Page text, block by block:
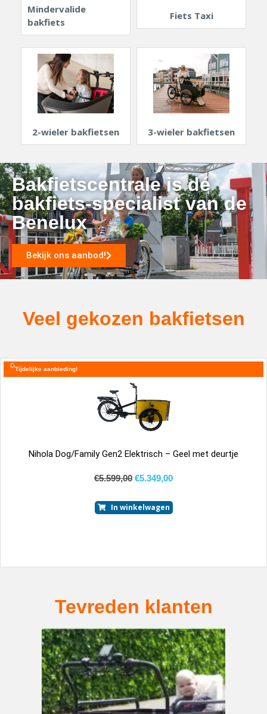
Mindervalide
bakfiets
Fiets Taxi
2-wieler bakfietsen 3-wieler bakfietsen
Bakfietscentrale is dé
bakfiets-specialist van de
Benelux
Bekijk ons aanbod!
Veel gekozen bakfietsen
Tijdelijke aanbieding!
Nihola Dog/Family Gen2 Elektrisch – Geel met deurtje
€5.599,00 €5.349,00
In winkelwagen
Tevreden klanten